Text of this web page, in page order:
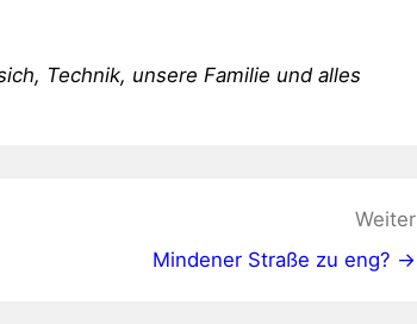
Technik, unsere Familie und alles
Weiter
Mindener Straße zu eng? →